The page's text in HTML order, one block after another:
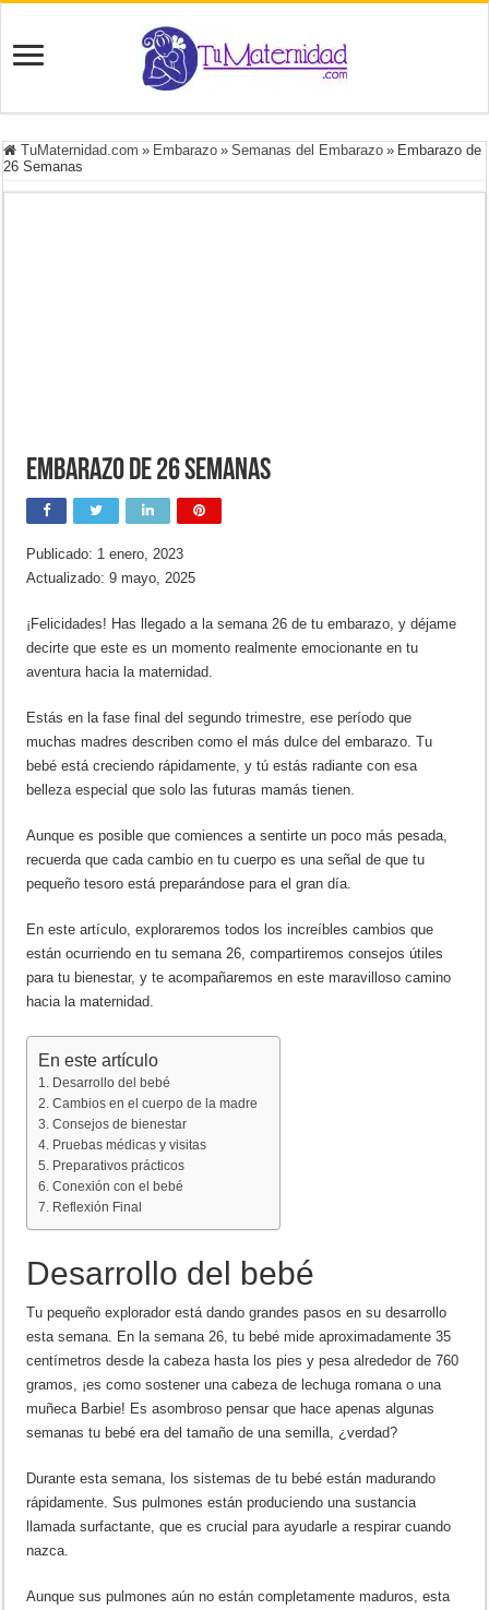
TuMaternidad.com » Embarazo » Semanas del Embarazo » Embarazo de
26 Semanas
Embarazo de 26 Semanas
Publicado: 1 enero, 2023
Actualizado: 9 mayo, 2025
¡Felicidades! Has llegado a la semana 26 de tu embarazo, y déjame
decirte que este es un momento realmente emocionante en tu
aventura hacia la maternidad.
Estás en la fase final del segundo trimestre, ese período que
muchas madres describen como el más dulce del embarazo. Tu
bebé está creciendo rápidamente, y tú estás radiante con esa
belleza especial que solo las futuras mamás tienen.
Aunque es posible que comiences a sentirte un poco más pesada,
recuerda que cada cambio en tu cuerpo es una señal de que tu
pequeño tesoro está preparándose para el gran día.
En este artículo, exploraremos todos los increíbles cambios que
están ocurriendo en tu semana 26, compartiremos consejos útiles
para tu bienestar, y te acompañaremos en este maravilloso camino
hacia la maternidad.
En este artículo
Desarrollo del bebé
Cambios en el cuerpo de la madre
Consejos de bienestar
Pruebas médicas y visitas
Preparativos prácticos
Conexión con el bebé
Reflexión Final
Desarrollo del bebé
Tu pequeño explorador está dando grandes pasos en su desarrollo
esta semana. En la semana 26, tu bebé mide aproximadamente 35
centímetros desde la cabeza hasta los pies y pesa alrededor de 760
gramos, ¡es como sostener una cabeza de lechuga romana o una
muñeca Barbie! Es asombroso pensar que hace apenas algunas
semanas tu bebé era del tamaño de una semilla, ¿verdad?
Durante esta semana, los sistemas de tu bebé están madurando
rápidamente. Sus pulmones están produciendo una sustancia
llamada surfactante, que es crucial para ayudarle a respirar cuando
nazca.
Aunque sus pulmones aún no están completamente maduros, esta